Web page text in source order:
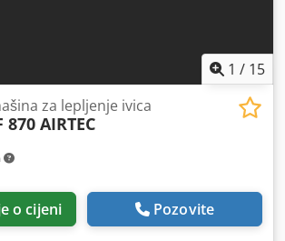
1 / 15
za lepljenje ivica
870 AIRTEC
o cijeni Pozovite